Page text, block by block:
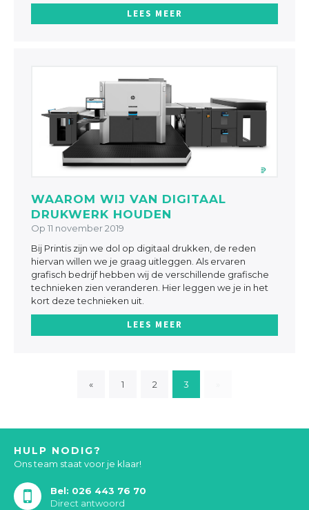
LEES MEER
WAAROM WIJ VAN DIGITAAL
DRUKWERK HOUDEN
Op 11 november 2019
Bij Printis zijn we dol op digitaal drukken, de reden
hiervan willen we je graag uitleggen. Als ervaren
grafisch bedrijf hebben wij de verschillende grafische
technieken zien veranderen. Hier leggen we je in het
kort deze technieken uit.
LEES MEER
« 1 2 3
HULP NODIG?
Ons team staat voor je klaar!
Bel: 026 443 76 70
Direct antwoord